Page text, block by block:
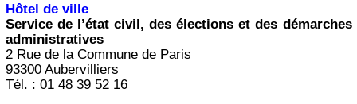
Hôtel de ville
Service de l’état civil, des élections et des démarches
administratives
2 Rue de la Commune de Paris
93300 Aubervilliers
Tél. : 01 48 39 52 16